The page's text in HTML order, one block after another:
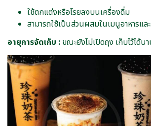
ใช้ตกแต่งหรือโรยลงบนเครื่องดื่ม
สามารถใช้เป็นส่วนผสมในเมนูอาหารแ
อายุการจัดเก็บ : ขณะยังไม่เปิดถุง เก็บไว้ได้